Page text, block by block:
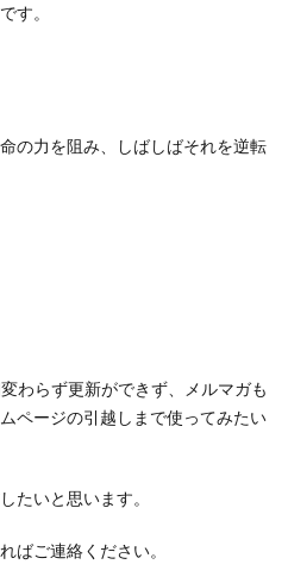
す。
の力を阻み、しばしばそれを逆転
わらず更新ができず、メルマガも
ページの引越しまで使ってみたい
たいと思います。
ばご連絡ください。